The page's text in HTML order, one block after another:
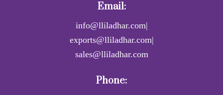
Email:
info@lliladhar.com|
exports@lliladhar.com|
sales@lliladhar.com
Phone: